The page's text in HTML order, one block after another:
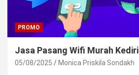
PROMO
Jasa Pasang Wifi Murah Kediri
05/08/2025 Monica Priskila Sondakh